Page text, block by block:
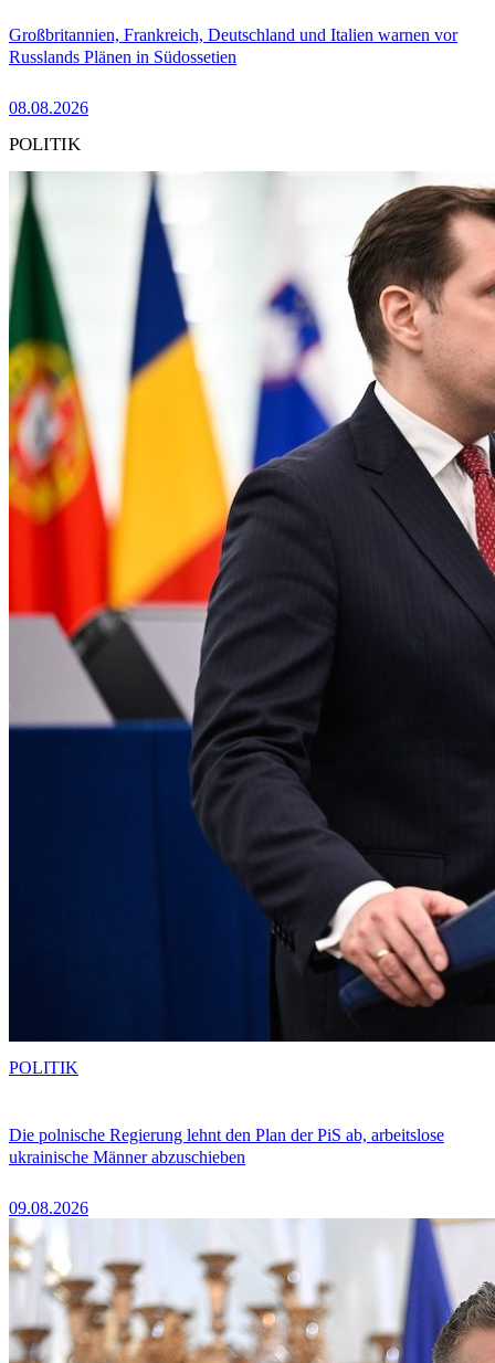
Großbritannien, Frankreich, Deutschland und Italien warnen vor
Russlands Plänen in Südossetien
08.08.2026
POLITIK
Die polnische Regierung lehnt den Plan der PiS ab, arbeitslose
ukrainische Männer abzuschieben
09.08.2026
POLITIK